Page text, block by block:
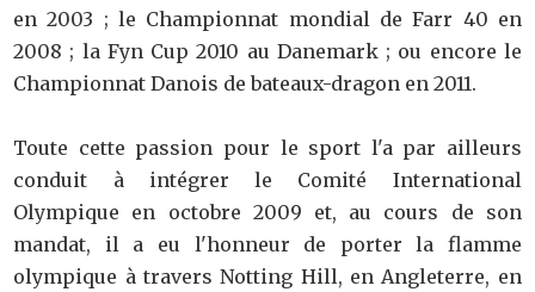
en 2003 ; le Championnat mondial de Farr 40 en
2008 ; la Fyn Cup 2010 au Danemark ; ou encore le
Championnat Danois de bateaux-dragon en 2011.
Toute cette passion pour le sport l'a par ailleurs
conduit à intégrer le Comité International
Olympique en octobre 2009 et, au cours de son
mandat, il a eu l'honneur de porter la flamme
olympique à travers Notting Hill, en Angleterre, en